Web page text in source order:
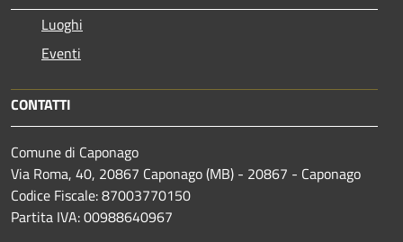
Luoghi
Eventi
CONTATTI
Comune di Caponago
Via Roma, 40, 20867 Caponago (MB) - 20867 - Caponago
Codice Fiscale: 87003770150
Partita IVA: 00988640967